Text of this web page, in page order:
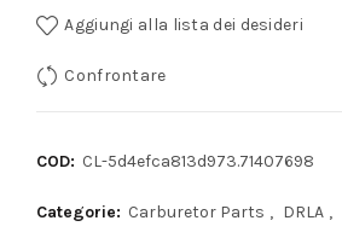
Aggiungi alla lista dei desideri
Confrontare
COD: CL-5d4efca813d973.71407698
Categorie: Carburetor Parts , DRLA ,